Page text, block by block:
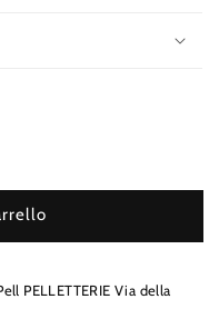
PELLETTERIE Via della